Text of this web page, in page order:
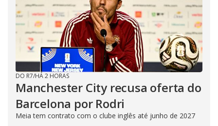
DO R7/HÁ 2 HORAS
Manchester City recusa oferta do
Barcelona por Rodri
Meia tem contrato com o clube inglês até junho de 2027